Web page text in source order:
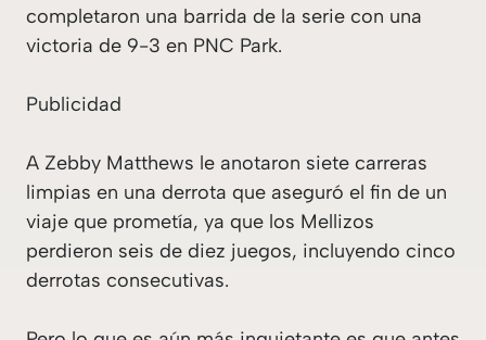
completaron una barrida de la serie con una
victoria de 9-3 en PNC Park.
Publicidad
A Zebby Matthews le anotaron siete carreras
limpias en una derrota que aseguró el fin de un
viaje que prometía, ya que los Mellizos
perdieron seis de diez juegos, incluyendo cinco
derrotas consecutivas.